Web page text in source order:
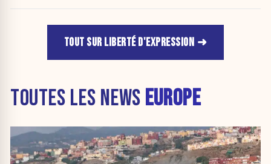
TOUT SUR LIBERTÉ D'EXPRESSION
TOUTES LES NEWS EUROPE